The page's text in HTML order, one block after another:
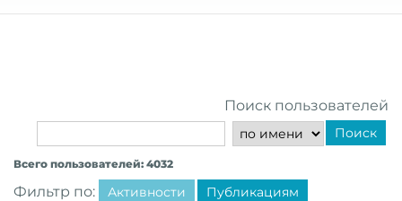
Поиск пользователей
Поиск
Всего пользователей: 4032
Фильтр по: Активности
Публикациям